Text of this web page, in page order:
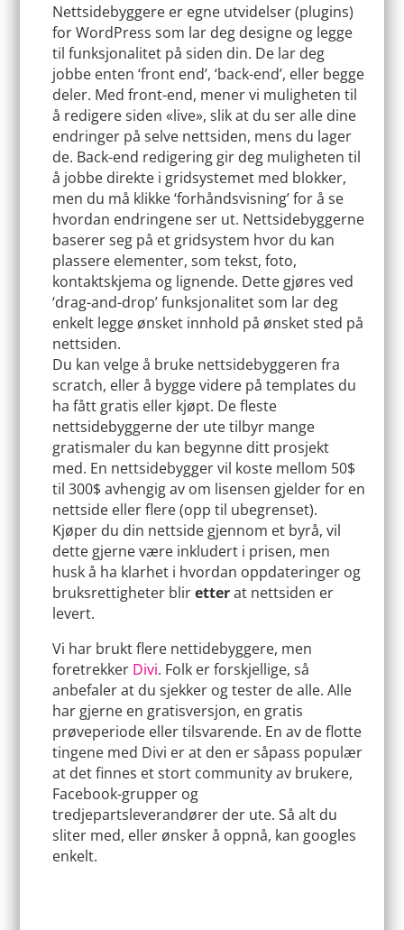
Nettsidebyggere er egne utvidelser (plugins)
for WordPress som lar deg designe og legge
til funksjonalitet på siden din. De lar deg
jobbe enten ‘front end’, ‘back-end’, eller begge
deler. Med front-end, mener vi muligheten til
å redigere siden «live», slik at du ser alle dine
endringer på selve nettsiden, mens du lager
de. Back-end redigering gir deg muligheten til
å jobbe direkte i gridsystemet med blokker,
men du må klikke ‘forhåndsvisning’ for å se
hvordan endringene ser ut. Nettsidebyggerne
baserer seg på et gridsystem hvor du kan
plassere elementer, som tekst, foto,
kontaktskjema og lignende. Dette gjøres ved
‘drag-and-drop’ funksjonalitet som lar deg
enkelt legge ønsket innhold på ønsket sted på
nettsiden.
Du kan velge å bruke nettsidebyggeren fra
scratch, eller å bygge videre på templates du
ha fått gratis eller kjøpt. De fleste
nettsidebyggerne der ute tilbyr mange
gratismaler du kan begynne ditt prosjekt
med. En nettsidebygger vil koste mellom 50$
til 300$ avhengig av om lisensen gjelder for en
nettside eller flere (opp til ubegrenset).
Kjøper du din nettside gjennom et byrå, vil
dette gjerne være inkludert i prisen, men
husk å ha klarhet i hvordan oppdateringer og
bruksrettigheter bliretterat nettsiden er
levert.
Vi har brukt flere nettidebyggere, men
foretrekker Divi. Folk er forskjellige, så
anbefaler at du sjekker og tester de alle. Alle
har gjerne en gratisversjon, en gratis
prøveperiode eller tilsvarende. En av de flotte
tingene med Divi er at den er såpass populær
at det finnes et stort community av brukere,
Facebook-grupper og
tredjepartsleverandører der ute. Så alt du
sliter med, eller ønsker å oppnå, kan googles
enkelt.